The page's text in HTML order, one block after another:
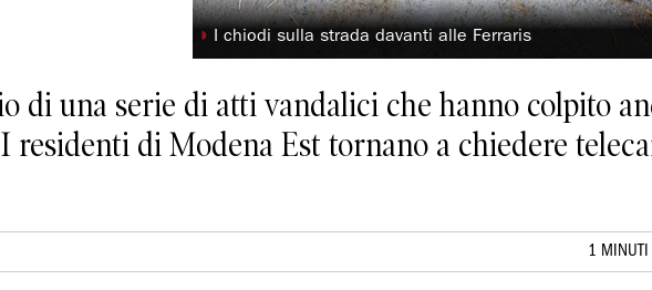
◗ I chiodi sulla strada davanti alle Ferraris
di una serie di atti vandalici che hanno colpito
residenti di Modena Est tornano a chiedere
1 MINUTI